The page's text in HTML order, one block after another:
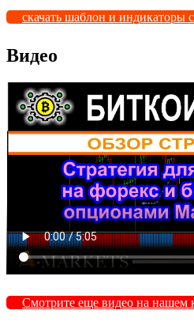
скачать шаблон и индикаторы
Видео
Смотрите еще видео на нашем